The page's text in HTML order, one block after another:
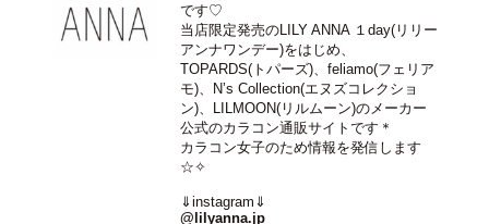
です♡
当店限定発売のLILY ANNA １day(リリー
アンナワンデー)をはじめ、
TOPARDS(トパーズ)、feliamo(フェリア
モ)、N’s Collection(エヌズコレクショ
ン)、LILMOON(リルムーン)のメーカー
公式のカラコン通販サイトです＊
カラコン女子のため情報を発信します
☆✧
⇓instagram⇓
@lilyanna.jp